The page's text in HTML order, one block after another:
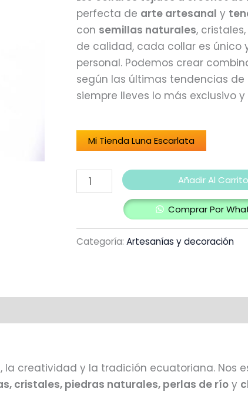
perfecta de arte artesanal y
con semillas naturales,
de calidad, cada collar es único
personal. Podemos crear
según las últimas tendencias
siempre lleves lo más exclusivo
Mi Tienda Luna Escarlata
Añadir Al Carrito
Comprar Por
Categoría: Artesanías y decoración
la creatividad y la tradición ecuatoriana. Nos
cristales, piedras naturales, perlas de río y